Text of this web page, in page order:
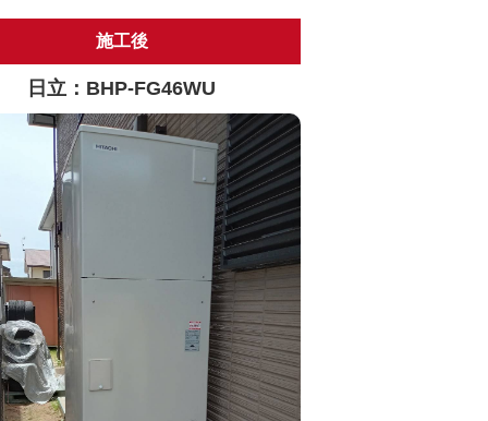
施工後
日立：BHP-FG46WU